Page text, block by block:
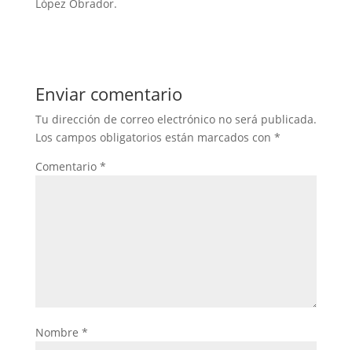
López Obrador.
Enviar comentario
Tu dirección de correo electrónico no será publicada.
Los campos obligatorios están marcados con *
Comentario *
Nombre *